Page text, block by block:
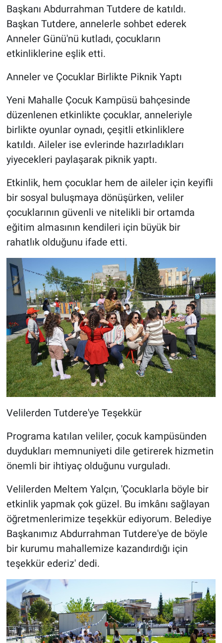
Başkanı Abdurrahman Tutdere de katıldı.
Başkan Tutdere, annelerle sohbet ederek
Anneler Günü'nü kutladı, çocukların
etkinliklerine eşlik etti.
Anneler ve Çocuklar Birlikte Piknik Yaptı
Yeni Mahalle Çocuk Kampüsü bahçesinde
düzenlenen etkinlikte çocuklar, anneleriyle
birlikte oyunlar oynadı, çeşitli etkinliklere
katıldı. Aileler ise evlerinde hazırladıkları
yiyecekleri paylaşarak piknik yaptı.
Etkinlik, hem çocuklar hem de aileler için keyifli
bir sosyal buluşmaya dönüşürken, veliler
çocuklarının güvenli ve nitelikli bir ortamda
eğitim almasının kendileri için büyük bir
rahatlık olduğunu ifade etti.
Velilerden Tutdere'ye Teşekkür
Programa katılan veliler, çocuk kampüsünden
duydukları memnuniyeti dile getirerek hizmetin
önemli bir ihtiyaç olduğunu vurguladı.
Velilerden Meltem Yalçın, 'Çocuklarla böyle bir
etkinlik yapmak çok güzel. Bu imkânı sağlayan
öğretmenlerimize teşekkür ediyorum. Belediye
Başkanımız Abdurrahman Tutdere'ye de böyle
bir kurumu mahallemize kazandırdığı için
teşekkür ederiz' dedi.